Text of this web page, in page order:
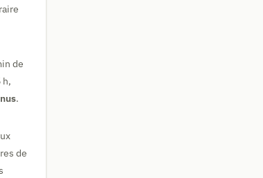
de
h,
.
de